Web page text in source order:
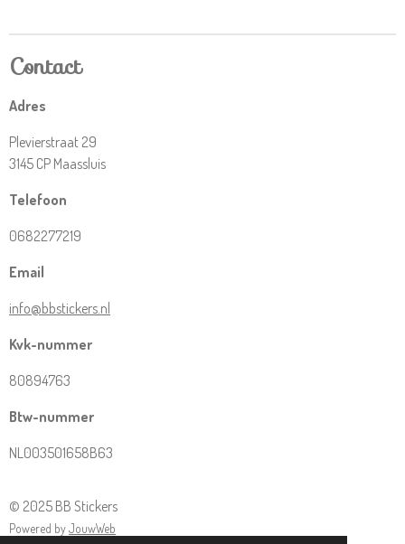
Contact
Adres
Plevierstraat 29
3145 CP Maassluis
Telefoon
0682277219
Email
info@bbstickers.nl
Kvk-nummer
80894763
Btw-nummer
NL003501658B63
© 2025 BB Stickers
Powered byJouwWeb